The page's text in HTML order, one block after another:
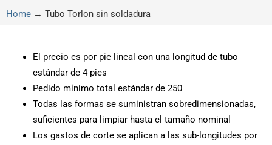
Home → Tubo Torlon sin soldadura
El precio es por pie lineal con una longitud de tubo
estándar de 4 pies
Pedido mínimo total estándar de 250
Todas las formas se suministran sobredimensionadas,
suficientes para limpiar hasta el tamaño nominal
Los gastos de corte se aplican a las sub-longitudes por